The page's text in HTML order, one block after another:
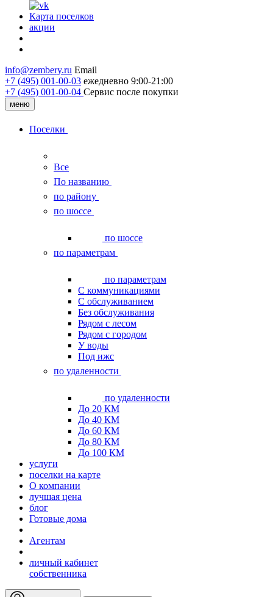
Карта поселков
акции
info@zembery.ru Email
+7 (495) 001-00-03 ежедневно 9:00-21:00
+7 (495) 001‑00‑04 Сервис после покупки
меню
Поселки
Все
По названию
по району
по шоссе
по шоссе
по параметрам
по параметрам
С коммуникациями
С обслуживанием
Без обслуживания
Рядом с лесом
Рядом с городом
У воды
Под ижс
по удаленности
по удаленности
До 20 КМ
До 40 КМ
До 60 КМ
До 80 КМ
До 100 КМ
услуги
поселки на карте
О компании
лучшая цена
блог
Готовые дома
Агентам
личный кабинет
собственника